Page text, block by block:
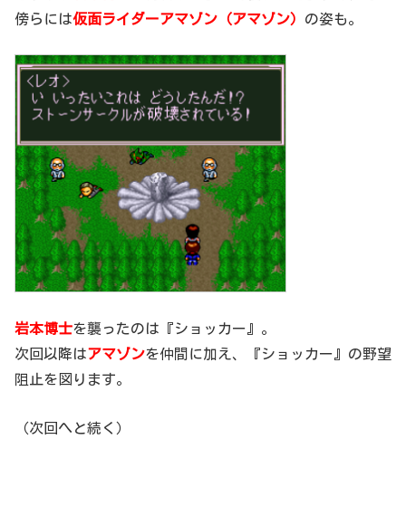
傍らには仮面ライダーアマゾン（アマゾン） の姿も。
岩本博士を襲ったのは『ショッカー』。
次回以降はアマゾンを仲間に加え、『ショッカー』の野望
阻止を図ります。
（次回へと続く）